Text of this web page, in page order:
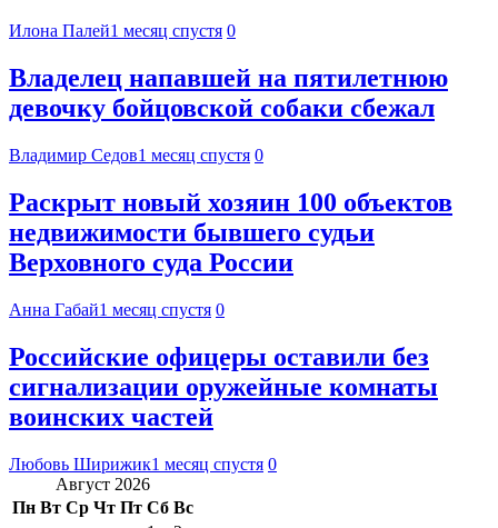
Илона Палей1 месяц спустя 0
Владелец напавшей на пятилетнюю
девочку бойцовской собаки сбежал
Владимир Седов1 месяц спустя 0
Раскрыт новый хозяин 100 объектов
недвижимости бывшего судьи
Верховного суда России
Анна Габай1 месяц спустя 0
Российские офицеры оставили без
сигнализации оружейные комнаты
воинских частей
Любовь Ширижик1 месяц спустя 0
Август 2026
Пн Вт Ср Чт Пт Сб Вс